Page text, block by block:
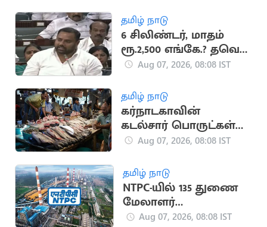
தமிழ் நாடு
6 சிலிண்டர், மாதம்
ரூ.2,500 எங்கே.? தவெக
அரசுக்கு பாமக
Aug 07, 2026, 08:08 IST
தமிழ் நாடு
கர்நாடகாவின்
கடல்சார் பொருட்கள்
ஏற்றுமதி 56% உயர்வு,
Aug 07, 2026, 08:08 IST
தமிழ் நாடு
NTPC-யில் 135 துணை
மேலாளர்
பணியிடங்கள்
Aug 07, 2026, 08:08 IST